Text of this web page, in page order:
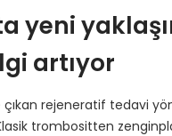
yeni
artıyor
çıkan rejeneratif tedavi
trombositten